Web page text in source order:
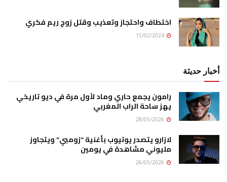
اختطاف واحتجاز وتعذيب وقتل زوج ريم فكري
أخبار حديثة
رامون يجمع حاري وماد لأول مرة في ديو تاريخي
يهز ساحة الراب المغربي
لازارو يتصدر يوتيوب بأغنية “زومبي” ويتجاوز
مليوني مشاهدة في يومين